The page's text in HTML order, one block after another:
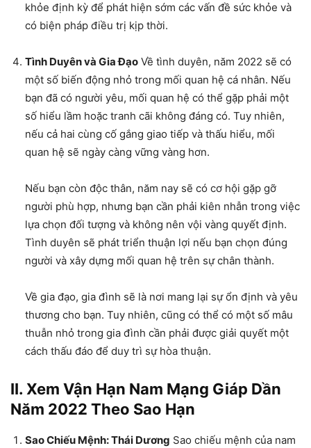
khỏe định kỳ để phát hiện sớm các vấn đề sức khỏe và
có biện pháp điều trị kịp thời.
Tình Duyên và Gia Đạo Về tình duyên, năm 2022 sẽ có
một số biến động nhỏ trong mối quan hệ cá nhân. Nếu
bạn đã có người yêu, mối quan hệ có thể gặp phải một
số hiểu lầm hoặc tranh cãi không đáng có. Tuy nhiên,
nếu cả hai cùng cố gắng giao tiếp và thấu hiểu, mối
quan hệ sẽ ngày càng vững vàng hơn.
Nếu bạn còn độc thân, năm nay sẽ có cơ hội gặp gỡ
người phù hợp, nhưng bạn cần phải kiên nhẫn trong việc
lựa chọn đối tượng và không nên vội vàng quyết định.
Tình duyên sẽ phát triển thuận lợi nếu bạn chọn đúng
người và xây dựng mối quan hệ trên sự chân thành.
Về gia đạo, gia đình sẽ là nơi mang lại sự ổn định và yêu
thương cho bạn. Tuy nhiên, cũng có thể có một số mâu
thuẫn nhỏ trong gia đình cần phải được giải quyết một
cách thấu đáo để duy trì sự hòa thuận.
II. Xem Vận Hạn Nam Mạng Giáp Dần
Năm 2022 Theo Sao Hạn
Sao Chiếu Mệnh: Thái Dương Sao chiếu mệnh của nam